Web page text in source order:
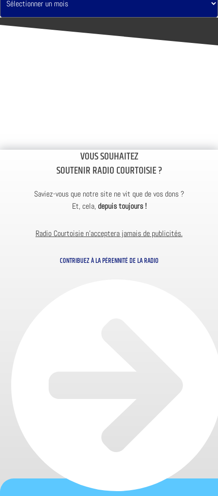
VOUS SOUHAITEZ
SOUTENIR RADIO COURTOISIE ?
Saviez-vous que notre site ne vit que de vos dons ?
Et, cela, depuis toujours !
Radio Courtoisie n’acceptera jamais de publicités.
CONTRIBUEZ À LA PÉRENNITÉ DE LA RADIO